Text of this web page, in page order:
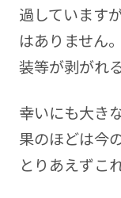
過しています
はありません
装等が剥がれ
幸いにも大き
果のほどは今
とりあえずこ